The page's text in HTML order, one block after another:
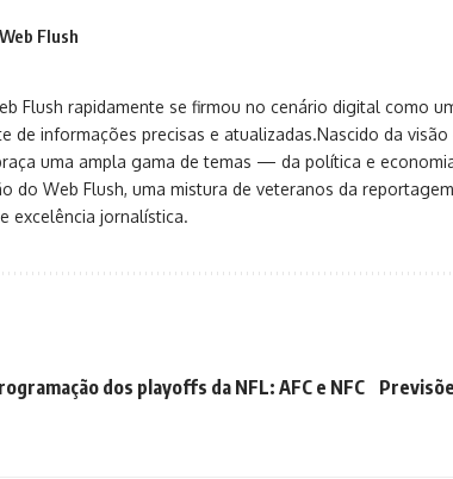
Flush
Flush rapidamente se firmou no cenário digital como
de informações precisas e atualizadas.Nascido da
uma ampla gama de temas — da política e
do Web Flush, uma mistura de veteranos da
excelência jornalística.
dos playoffs da NFL: AFC e NFC